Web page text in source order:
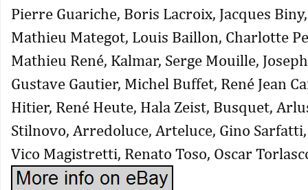
Pierre Guariche, Boris Lacroix, Jacques
Mathieu Mategot, Louis Baillon, Charlotte
Mathieu René, Kalmar, Serge Mouille,
Gustave Gautier, Michel Buffet, René Jean
Hitier, René Heute, Hala Zeist, Busquet,
Stilnovo, Arredoluce, Arteluce, Gino
Vico Magistretti, Renato Toso, Oscar